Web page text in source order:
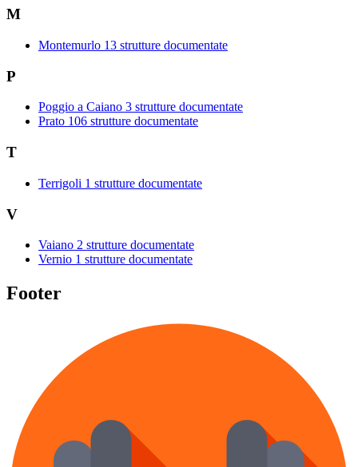
M
Montemurlo 13 strutture documentate
P
Poggio a Caiano 3 strutture documentate
Prato 106 strutture documentate
T
Terrigoli 1 strutture documentate
V
Vaiano 2 strutture documentate
Vernio 1 strutture documentate
Footer